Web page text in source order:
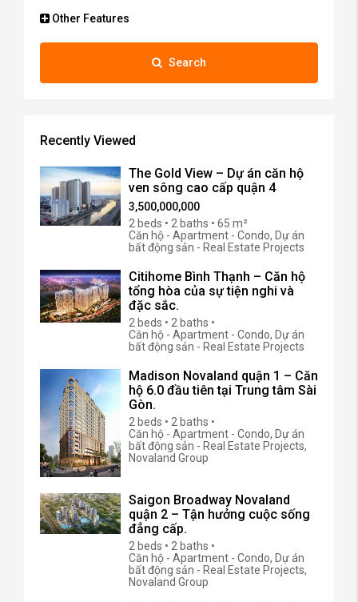
Other Features
Search
Recently Viewed
The Gold View – Dự án căn hộ
ven sông cao cấp quận 4
3,500,000,000
2 beds • 2 baths • 65 m²
Căn hộ - Apartment - Condo, Dự án
bất động sản - Real Estate Projects
Citihome Bình Thạnh – Căn hộ
tổng hòa của sự tiện nghi và
đặc sắc.
2 beds • 2 baths •
Căn hộ - Apartment - Condo, Dự án
bất động sản - Real Estate Projects
Madison Novaland quận 1 – Căn
hộ 6.0 đầu tiên tại Trung tâm Sài
Gòn.
2 beds • 2 baths •
Căn hộ - Apartment - Condo, Dự án
bất động sản - Real Estate Projects,
Novaland Group
Saigon Broadway Novaland
quận 2 – Tận hưởng cuộc sống
đẳng cấp.
2 beds • 2 baths •
Căn hộ - Apartment - Condo, Dự án
bất động sản - Real Estate Projects,
Novaland Group